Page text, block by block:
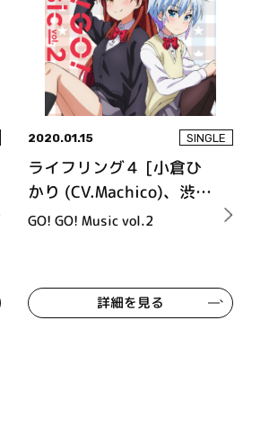
2020.01.15 SINGLE
ライフリング４ [小倉ひ
かり (CV.Machico)、渋沢
泉水 (CV.熊田茜音)、姪
ナ)]
GO! GO! Music vol.2
詳細を見る